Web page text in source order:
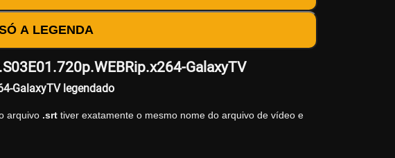
A LEGENDA
GalaxyTV
GalaxyTV legendado
arquivo .srttiver exatamente o mesmo nome do arquivo de vídeo e